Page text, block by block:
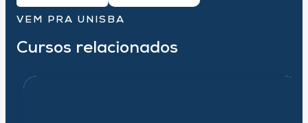
VEM PRA UNISBA
Cursos relacionados